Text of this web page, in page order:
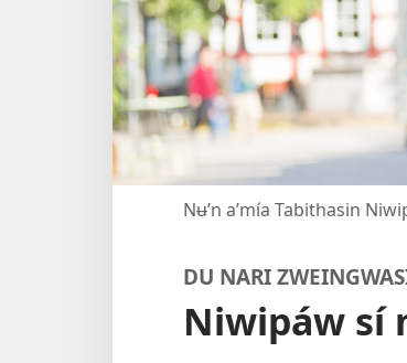
Nʉʼn aʼmía Tabithasin
DU NARI
Niwipáw sí